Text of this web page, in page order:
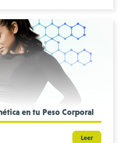
en tu Peso Corporal
Leer